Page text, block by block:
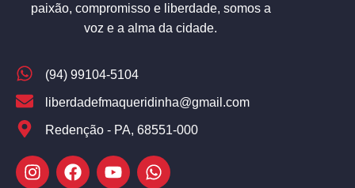
paixão, compromisso e liberdade, somos a
voz e a alma da cidade.
(94) 99104-5104
liberdadefmaqueridinha@gmail.com
Redenção - PA, 68551-000